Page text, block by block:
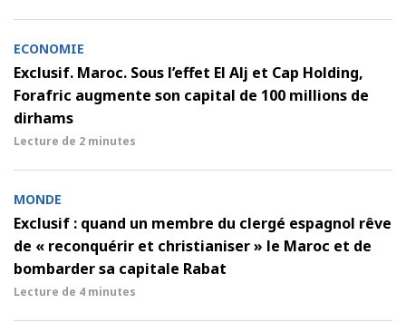
ECONOMIE
Exclusif. Maroc. Sous l’effet El Alj et Cap Holding,
Forafric augmente son capital de 100 millions de
dirhams
Lecture de 2 minutes
MONDE
Exclusif : quand un membre du clergé espagnol rêve
de « reconquérir et christianiser » le Maroc et de
bombarder sa capitale Rabat
Lecture de 4 minutes